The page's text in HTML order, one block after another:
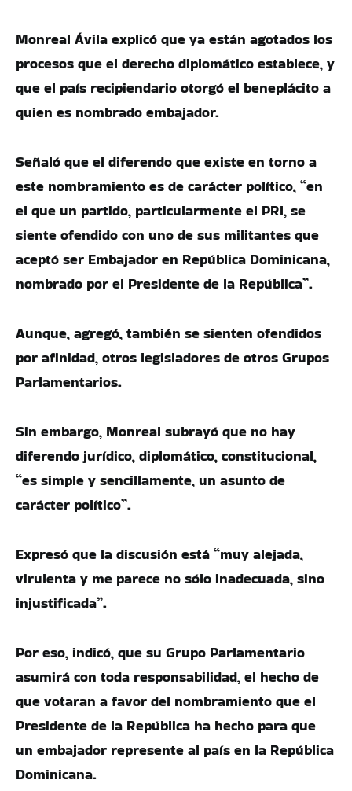
Monreal Ávila explicó que ya están agotados los
procesos que el derecho diplomático establece, y
que el país recipiendario otorgó el beneplácito a
quien es nombrado embajador.
Señaló que el diferendo que existe en torno a
este nombramiento es de carácter político, “en
el que un partido, particularmente el PRI, se
siente ofendido con uno de sus militantes que
aceptó ser Embajador en República Dominicana,
nombrado por el Presidente de la República”.
Aunque, agregó, también se sienten ofendidos
por afinidad, otros legisladores de otros Grupos
Parlamentarios.
Sin embargo, Monreal subrayó que no hay
diferendo jurídico, diplomático, constitucional,
“es simple y sencillamente, un asunto de
carácter político”.
Expresó que la discusión está “muy alejada,
virulenta y me parece no sólo inadecuada, sino
injustificada”.
Por eso, indicó, que su Grupo Parlamentario
asumirá con toda responsabilidad, el hecho de
que votaran a favor del nombramiento que el
Presidente de la República ha hecho para que
un embajador represente al país en la República
Dominicana.